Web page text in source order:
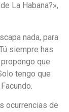
La Habana?»,
nada, para
siempre has
que
tengo que
ocurrencias de